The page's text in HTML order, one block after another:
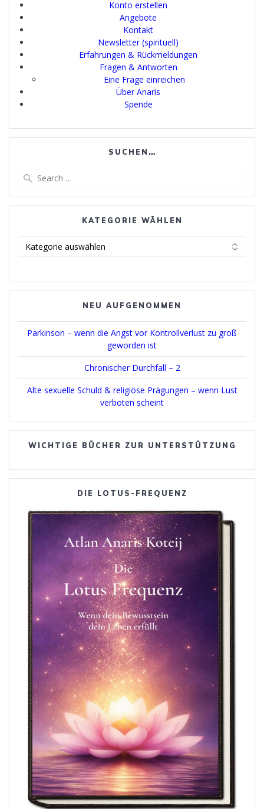
Konto erstellen
Angebote
Kontakt
Newsletter (spirituell)
Erfahrungen & Rückmeldungen
Fragen & Antworten
Eine Frage einreichen
Über Anaris
Spende
SUCHEN…
KATEGORIE WÄHLEN
NEU AUFGENOMMEN
Parkinson – wenn die Angst vor Kontrollverlust zu groß
geworden ist
Chronischer Durchfall – 2
Alte sexuelle Schuld & religiöse Prägungen – wenn Lust
verboten scheint
WICHTIGE BÜCHER ZUR UNTERSTÜTZUNG
DIE LOTUS-FREQUENZ